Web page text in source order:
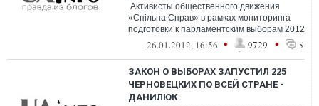
Активисты общественного движения
«Спільна Справ» в рамках мониторинга
подготовки к парламентским выборам 2012
года зафиксировал...
26.01.2012, 16:56 • 9729 • 5
ЗАКОН О ВЫБОРАХ ЗАПУСТИЛ 225
ЧЕРНОВЕЦКИХ ПО ВСЕЙ СТРАНЕ -
ДАНИЛЮК